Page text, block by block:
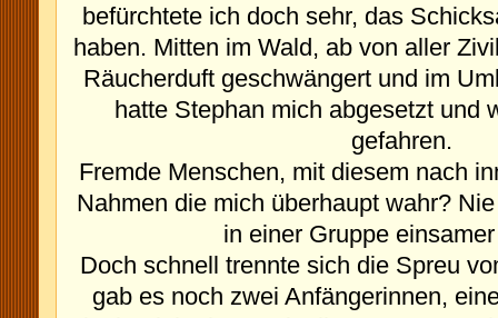
befürchtete ich doch sehr, das
haben. Mitten im Wald, ab von aller
Räucherduft geschwängert und im
hatte Stephan mich abgesetzt und
gefahren.
Fremde Menschen, mit diesem nach
Nahmen die mich überhaupt wahr?
in einer Gruppe
Doch schnell trennte sich die Spreu
gab es noch zwei Anfängerinnen,